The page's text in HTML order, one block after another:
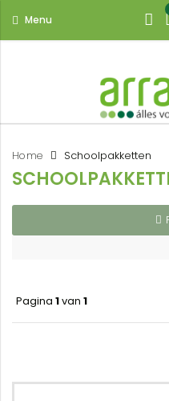
Menu
Home Schoolpakketten
Pagina 1van 1